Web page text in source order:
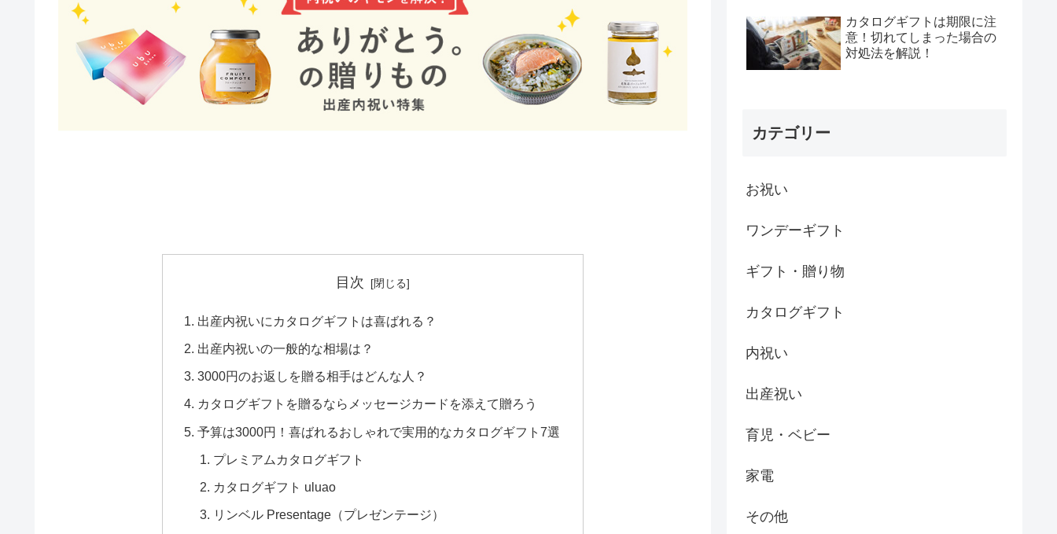
目次
出産内祝いにカタログギフトは喜ばれる？
出産内祝いの一般的な相場は？
3000円のお返しを贈る相手はどんな人？
カタログギフトを贈るならメッセージカードを添えて贈ろう
予算は3000円！喜ばれるおしゃれで実用的なカタログギフト7選
プレミアムカタログギフト
カタログギフト uluao
リンベル Presentage（プレゼンテージ）
カタログギフトは期限に注
意！切れてしまった場合の
対処法を解説！
カテゴリー
お祝い
ワンデーギフト
ギフト・贈り物
カタログギフト
内祝い
出産祝い
育児・ベビー
家電
その他